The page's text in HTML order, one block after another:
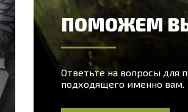
ПОМОЖЕМ
Ответьте на вопросы для
подходящего именно вам.